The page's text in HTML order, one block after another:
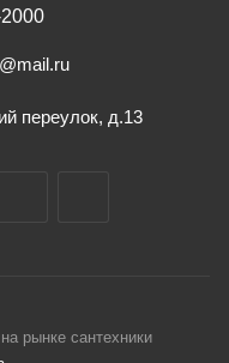
переулок, д.13
рынке сантехники